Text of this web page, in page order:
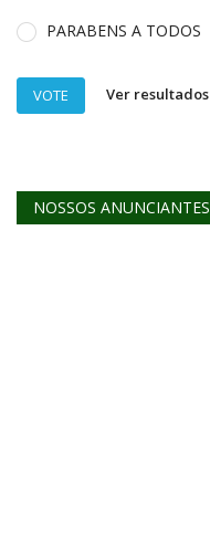
PARABENS A TODOS
VOTE Ver resultados
NOSSOS ANUNCIANTES